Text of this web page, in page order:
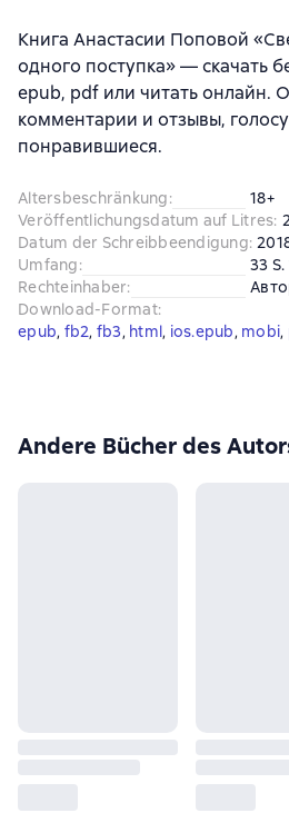
Книга Анастасии Поповой
одного поступка» — скачать
epub, pdf или читать онлайн.
комментарии и отзывы,
понравившиеся.
Altersbeschränkung:
18+
Veröffentlichungsdatum auf Litres:
Datum der Schreibbeendigung:
Umfang:
33
Rechteinhaber:
Download-Format:
epub, fb2, fb3, html, ios.epub, mobi,
Andere Bücher des